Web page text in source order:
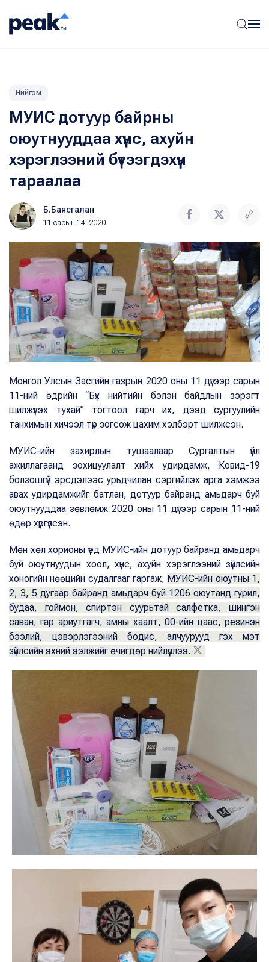
Нийгэм
МУИС дотуур байрны
оюутнууддаа хүнс, ахуйн
хэрэглээний бүтээгдэхүүн
тараалаа
Б.Баясгалан
11 сарын 14, 2020
Монгол Улсын Засгийн газрын 2020 оны 11 дүгээр сарын
11-ний өдрийн “Бүх нийтийн бэлэн байдлын зэрэгт
шилжүүлэх тухай” тогтоол гарч их, дээд сургуулийн
танхимын хичээл түр зогсож цахим хэлбэрт шилжсэн.
МУИС-ийн захирлын тушаалаар Сургалтын үйл
ажиллагаанд зохицуулалт хийх удирдамж, Ковид-19
болзошгүй эрсдэлээс урьдчилан сэргийлэх арга хэмжээ
авах удирдамжийг батлан, дотуур байранд амьдарч буй
оюутнууддаа зөвлөмж 2020 оны 11 дүгээр сарын 11-ний
өдөр хүргүүлсэн.
Мөн хөл хорионы үед МУИС-ийн дотуур байранд амьдарч
буй оюутнуудын хоол, хүнс, ахуйн хэрэглээний зүйлсийн
хоногийн нөөцийн судалгааг гаргаж, МУИС-ийн оюутны 1,
2, 3, 5 дугаар байранд амьдарч буй 1206 оюутанд гурил,
будаа, гоймон, спиртэн суурьтай салфетка, шингэн
саван, гар ариутгагч, амны хаалт, 00-ийн цаас, резинэн
бээлий, цэвэрлэгээний бодис, алчуурууд гэх мэт
зүйлсийн эхний ээлжийг өчигдөр нийлүүллээ.